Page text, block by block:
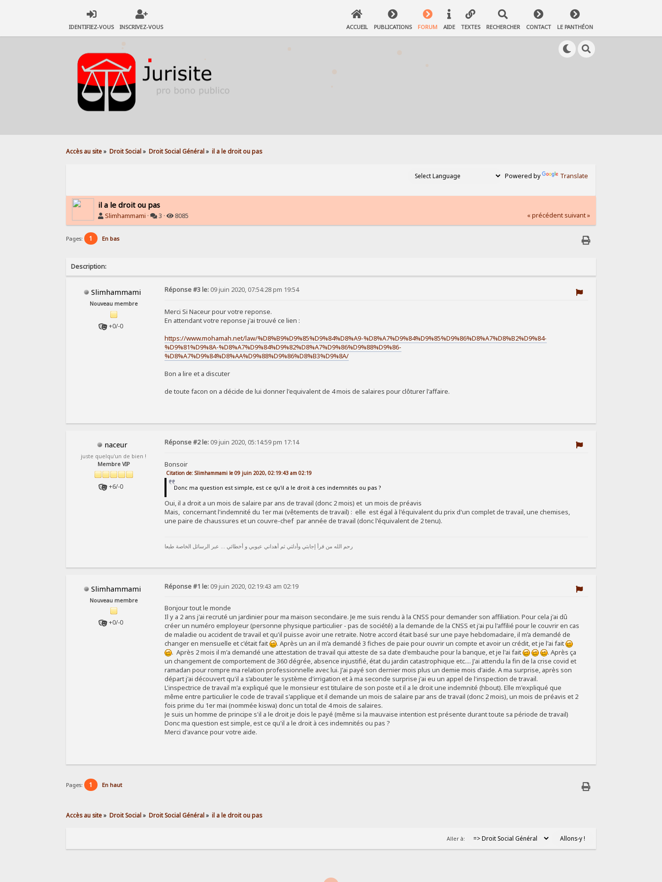
IDENTIFIEZ-VOUS INSCRIVEZ-VOUS ACCUEIL PUBLICATIONS FORUM AIDE TEXTES RECHERCHER CONTACT LE PANTHÉON
Accès au site» Droit Social» Droit Social Général» il a le droit ou pas
Powered by Translate
il a le droit ou pas
Slimhammami · 3 · 8085 « précédent suivant »
Pages: 1 En bas
Description:
Slimhammami
Nouveau membre
+0/-0
Réponse #3 le: 09 juin 2020, 07:54:28 pm 19:54
Merci Si Naceur pour votre reponse.
En attendant votre reponse j'ai trouvé ce lien :
https://www.mohamah.net/law/%D8%B9%D9%85%D9%84%D8%A9-%D8%A7%D9%84%D9%85%D9%86%D8%A7%D8%B2%D9%84-
%D9%81%D9%8A-%D8%A7%D9%84%D9%82%D8%A7%D9%86%D9%88%D9%86-
%D8%A7%D9%84%D8%AA%D9%88%D9%86%D8%B3%D9%8A/
Bon a lire et a discuter
de toute facon on a décide de lui donner l'equivalent de 4 mois de salaires pour clôturer l'affaire.
naceur
juste quelqu'un de bien !
Membre VIP
+6/-0
Réponse #2 le: 09 juin 2020, 05:14:59 pm 17:14
Bonsoir
Citation de: Slimhammami le 09 juin 2020, 02:19:43 am 02:19
Donc ma question est simple, est ce qu'il a le droit à ces indemnités ou pas ?
Oui, il a droit a un mois de salaire par ans de travail (donc 2 mois) et un mois de préavis
Mais, concernant l'indemnité du 1er mai (vêtements de travail) : elle est égal à l'équivalent du prix d'un complet de travail, une chemises,
une paire de chaussures et un couvre-chef par année de travail (donc l'équivalent de 2 tenu).
رحم الله من قرأ إجابتي وأدلتي ثم أهداني عيوبي و أخطائي ... عبر الرسائل الخاصة طبعا
Slimhammami
Nouveau membre
+0/-0
Réponse #1 le: 09 juin 2020, 02:19:43 am 02:19
Bonjour tout le monde
Il y a 2 ans j'ai recruté un jardinier pour ma maison secondaire. Je me suis rendu à la CNSS pour demander son affiliation. Pour cela j'ai dû
créer un numéro employeur (personne physique particulier - pas de société) a la demande de la CNSS et j'ai pu l'affilié pour le couvrir en cas
de maladie ou accident de travail et qu'il puisse avoir une retraite. Notre accord était basé sur une paye hebdomadaire, il m’a demandé de
changer en mensuelle et c'était fait
. Après un an il m’a demandé 3 fiches de paie pour ouvrir un compte et avoir un crédit, et je l'ai fait
. Après 2 mois il m'a demandé une attestation de travail qui atteste de sa date d'embauche pour la banque, et je l'ai fait
. Après ça
un changement de comportement de 360 dégrée, absence injustifié, état du jardin catastrophique etc.... J'ai attendu la fin de la crise covid et
ramadan pour rompre ma relation professionnelle avec lui. J'ai payé son dernier mois plus un demie mois d'aide. A ma surprise, après son
départ j'ai découvert qu'il a s’abouter le système d'irrigation et à ma seconde surprise j'ai eu un appel de l'inspection de travail.
L'inspectrice de travail m'a expliqué que le monsieur est titulaire de son poste et il a le droit une indemnité (hbout). Elle m'expliqué que
même entre particulier le code de travail s'applique et il demande un mois de salaire par ans de travail (donc 2 mois), un mois de préavis et 2
fois prime du 1er mai (nommée kiswa) donc un total de 4 mois de salaires.
Je suis un homme de principe s'il a le droit je dois le payé (même si la mauvaise intention est présente durant toute sa période de travail)
Donc ma question est simple, est ce qu'il a le droit à ces indemnités ou pas ?
Merci d'avance pour votre aide.
Pages: 1 En haut
Accès au site» Droit Social» Droit Social Général» il a le droit ou pas
Aller à: